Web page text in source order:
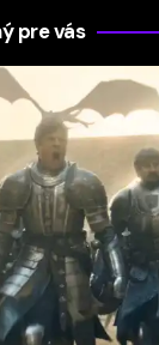
pre vás